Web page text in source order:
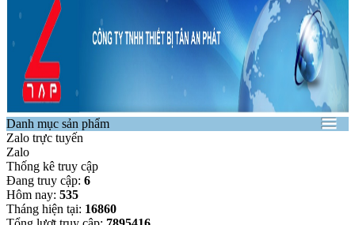
Danh mục sản phẩm
Zalo trực tuyến
Zalo
Thống kê truy cập
Đang truy cập: 6
Hôm nay: 535
Tháng hiện tại: 16860